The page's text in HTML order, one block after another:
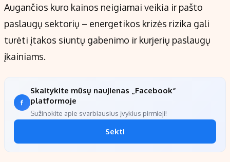
Augančios kuro kainos neigiamai veikia ir pašto
paslaugų sektorių – energetikos krizės rizika gali
turėti įtakos siuntų gabenimo ir kurjerių paslaugų
įkainiams.
Skaitykite mūsų naujienas „Facebook“
platformoje
Sužinokite apie svarbiausius įvykius pirmieji!
Sekti